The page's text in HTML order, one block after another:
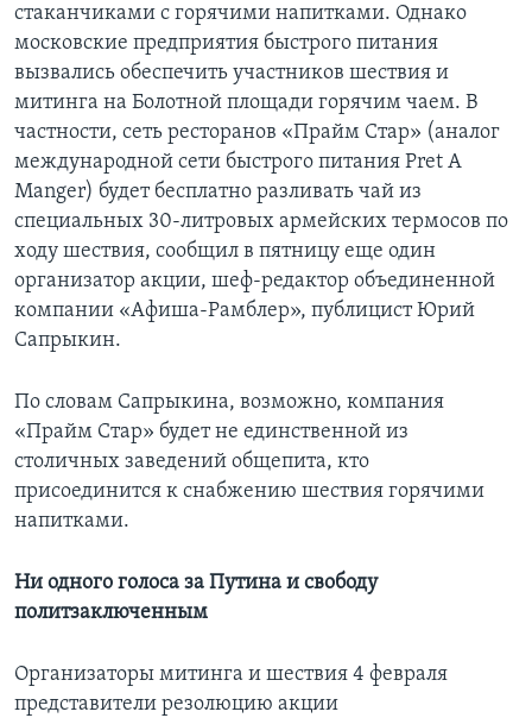
стаканчиками с горячими напитками. Однако
московские предприятия быстрого питания
вызвались обеспечить участников шествия и
митинга на Болотной площади горячим чаем. В
частности, сеть ресторанов «Прайм Стар» (аналог
международной сети быстрого питания Pret A
Manger) будет бесплатно разливать чай из
специальных 30-литровых армейских термосов по
ходу шествия, сообщил в пятницу еще один
организатор акции, шеф-редактор объединенной
компании «Афиша-Рамблер», публицист Юрий
Сапрыкин.
По словам Сапрыкина, возможно, компания
«Прайм Стар» будет не единственной из
столичных заведений общепита, кто
присоединится к снабжению шествия горячими
напитками.
Ни одного голоса за Путина и свободу
политзаключенным
Организаторы митинга и шествия 4 февраля
представители резолюцию акции